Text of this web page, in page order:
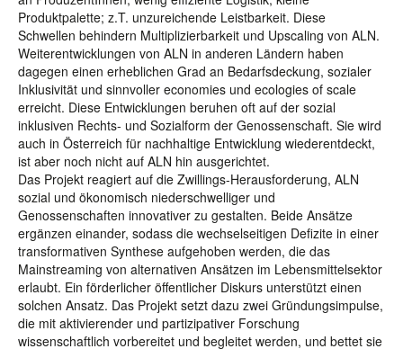
Produktpalette; z.T. unzureichende Leistbarkeit. Diese
Schwellen behindern Multiplizierbarkeit und Upscaling von ALN.
Weiterentwicklungen von ALN in anderen Ländern haben
dagegen einen erheblichen Grad an Bedarfsdeckung, sozialer
Inklusivität und sinnvoller economies und ecologies of scale
erreicht. Diese Entwicklungen beruhen oft auf der sozial
inklusiven Rechts- und Sozialform der Genossenschaft. Sie wird
auch in Österreich für nachhaltige Entwicklung wiederentdeckt,
ist aber noch nicht auf ALN hin ausgerichtet.
Das Projekt reagiert auf die Zwillings-Herausforderung, ALN
sozial und ökonomisch niederschwelliger und
Genossenschaften innovativer zu gestalten. Beide Ansätze
ergänzen einander, sodass die wechselseitigen Defizite in einer
transformativen Synthese aufgehoben werden, die das
Mainstreaming von alternativen Ansätzen im Lebensmittelsektor
erlaubt. Ein förderlicher öffentlicher Diskurs unterstützt einen
solchen Ansatz. Das Projekt setzt dazu zwei Gründungsimpulse,
die mit aktivierender und partizipativer Forschung
wissenschaftlich vorbereitet und begleitet werden, und bettet sie